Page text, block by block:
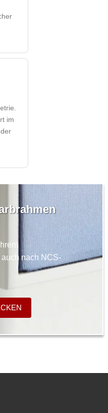
im
nach NCS-